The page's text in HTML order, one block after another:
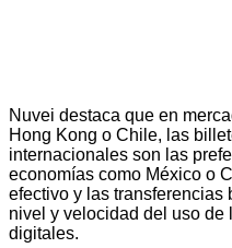
Nuvei destaca que en
Hong Kong o Chile, las
internacionales son las
economías como México o
efectivo y las transferencias
nivel y velocidad del uso de
digitales.